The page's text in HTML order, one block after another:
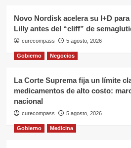
Novo Nordisk acelera su I+D
Lilly antes del “cliff” de
curecompass 5 agosto, 2026
Gobierno Negocios
La Corte Suprema fija un límite
medicamentos de alto costo:
nacional
curecompass 5 agosto, 2026
Gobierno Medicina